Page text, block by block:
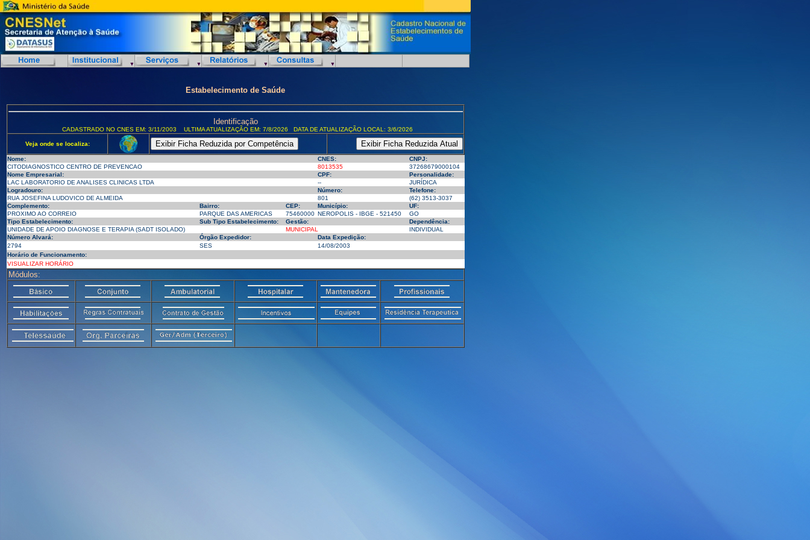
Estabelecimento de Saúde
Identificação
CADASTRADO NO CNES EM: 3/11/2003 ULTIMA ATUALIZAÇÃO EM: 7/8/2026 DATA DE ATUALIZAÇÃO LOCAL: 3/6/2026
Veja onde se localiza:
Nome: CNES:
CNPJ:
CITODIAGNOSTICO CENTRO DE PREVENCAO
8013535
37268679000104
Nome Empresarial:
CPF:
Personalidade:
LAC LABORATORIO DE ANALISES CLINICAS LTDA
--
JURÍDICA
Logradouro:
Número:
Telefone:
RUA JOSEFINA LUDOVICO DE ALMEIDA
801
(62) 3513-3037
Complemento:
Bairro: CEP: Município:
UF:
PROXIMO AO CORREIO
PARQUE DAS AMERICAS 75460000 NEROPOLIS - IBGE - 521450
GO
Tipo Estabelecimento:
Sub Tipo Estabelecimento: Gestão:
Dependência:
UNIDADE DE APOIO DIAGNOSE E TERAPIA (SADT ISOLADO)
MUNICIPAL
INDIVIDUAL
Número Alvará:
Órgão Expedidor:
Data Expedição:
2794
SES
14/08/2003
Horário de Funcionamento:
VISUALIZAR HORÁRIO
Módulos: